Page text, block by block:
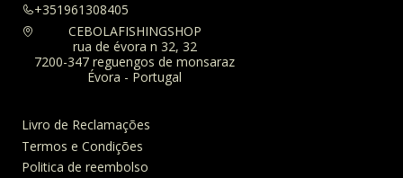
+351961308405
CEBOLAFISHINGSHOP
rua de évora n 32, 32
7200-347 reguengos de monsaraz
Évora - Portugal
Livro de Reclamações
Termos e Condições
Politica de reembolso